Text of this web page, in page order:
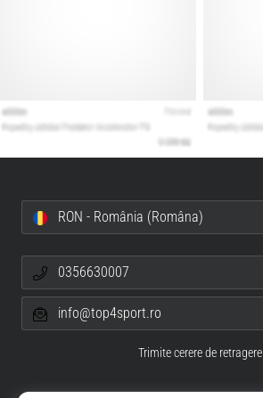
RON - România (Româna)
0356630007
info@top4sport.ro
Trimite cerere de retragere